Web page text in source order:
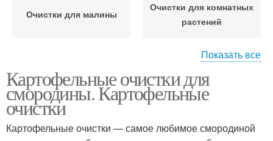
Очистки для малины
Очистки для комнатных
растений
Картофель под
смородину
смородины
Показать все
Картофельные очистки для
смородины. Картофельные
очистки
Картофельные очистки — самое любимое смородиной